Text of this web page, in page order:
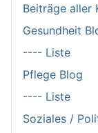
Beiträge aller
Gesundheit
---- Liste
Pflege Blog
---- Liste
Soziales /